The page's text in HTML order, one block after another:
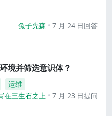
兔子先森 7 月 24 日回答
境并筛选意识体？
运维
在三生石之上
7 月 23 日提问